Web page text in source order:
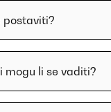
postaviti?
mogu li se vaditi?